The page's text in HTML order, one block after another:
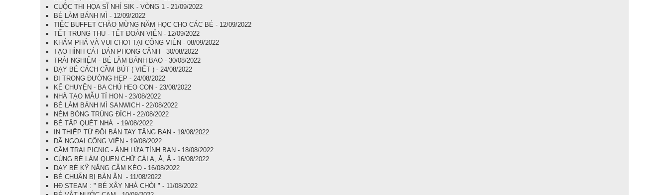
CUỘC THI HỌA SĨ NHÍ SIK - VÒNG 1 - 21/09/2022
BÉ LÀM BÁNH MÌ - 12/09/2022
TIỆC BUFFET CHÀO MỪNG NĂM HỌC CHO CÁC BÉ - 12/09/2022
TẾT TRUNG THU - TẾT ĐOÀN VIÊN - 12/09/2022
KHÁM PHÁ VÀ VUI CHƠI TẠI CÔNG VIÊN - 08/09/2022
TẠO HÌNH CẮT DÁN PHONG CẢNH - 30/08/2022
TRẢI NGHIỆM - BÉ LÀM BÁNH BAO - 30/08/2022
DẠY BÉ CÁCH CẦM BÚT ( VIẾT ) - 24/08/2022
ĐI TRONG ĐƯỜNG HẸP - 24/08/2022
KỂ CHUYỆN - BA CHÚ HEO CON - 23/08/2022
NHÀ TẠO MẪU TÍ HON - 23/08/2022
BÉ LÀM BÁNH MÌ SANWICH - 22/08/2022
NÉM BÓNG TRÚNG ĐÍCH - 22/08/2022
BÉ TẬP QUÉT NHÀ - 19/08/2022
IN THIỆP TỪ ĐÔI BÀN TAY TẶNG BẠN - 19/08/2022
DÃ NGOẠI CÔNG VIÊN - 19/08/2022
CẮM TRẠI PICNIC - ÁNH LỬA TÌNH BẠN - 18/08/2022
CÙNG BÉ LÀM QUEN CHỮ CÁI A, Ă, Â - 16/08/2022
DẠY BÉ KỸ NĂNG CẦM KÉO - 16/08/2022
BÉ CHUẨN BỊ BÀN ĂN - 11/08/2022
HĐ STEAM : " BÉ XÂY NHÀ CHÒI " - 11/08/2022